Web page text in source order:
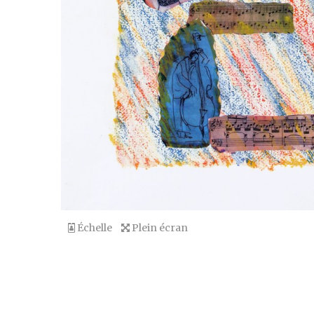
Échelle Plein écran